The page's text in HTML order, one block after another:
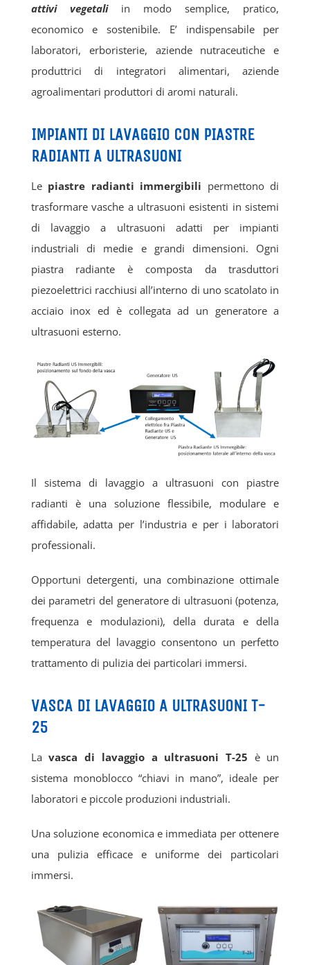
attivi vegetaliin modo semplice, pratico,
economico e sostenibile. E’ indispensabile per
laboratori, erboristerie, aziende nutraceutiche e
produttrici di integratori alimentari, aziende
agroalimentari produttori di aromi naturali.
IMPIANTI DI LAVAGGIO CON PIASTRE
RADIANTI A ULTRASUONI
Le piastre radianti immergibili permettono di
trasformare vasche a ultrasuoni esistenti in sistemi
di lavaggio a ultrasuoni adatti per impianti
industriali di medie e grandi dimensioni. Ogni
piastra radiante è composta da trasduttori
piezoelettrici racchiusi all’interno di uno scatolato in
acciaio inox ed è collegata ad un generatore a
ultrasuoni esterno.
Il sistema di lavaggio a ultrasuoni con piastre
radianti è una soluzione flessibile, modulare e
affidabile, adatta per l’industria e per i laboratori
professionali.
Opportuni detergenti, una combinazione ottimale
dei parametri del generatore di ultrasuoni (potenza,
frequenza e modulazioni), della durata e della
temperatura del lavaggio consentono un perfetto
trattamento di pulizia dei particolari immersi.
VASCA DI LAVAGGIO A ULTRASUONI T-
25
La vasca di lavaggio a ultrasuoni T-25 è un
sistema monoblocco “chiavi in mano”, ideale per
laboratori e piccole produzioni industriali.
Una soluzione economica e immediata per ottenere
una pulizia efficace e uniforme dei particolari
immersi.